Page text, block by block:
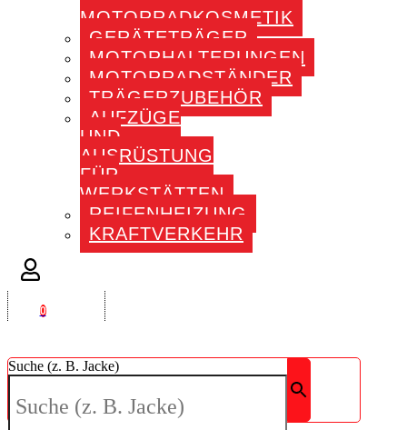
MOTORRADKOSMETIK
GERÄTETRÄGER
MOTORHALTERUNGEN
MOTORRADSTÄNDER
TRÄGERZUBEHÖR
AUFZÜGE
UND
AUSRÜSTUNG
FÜR
WERKSTÄTTEN
REIFENHEIZUNG
KRAFTVERKEHR
0
Suche (z. B. Jacke)